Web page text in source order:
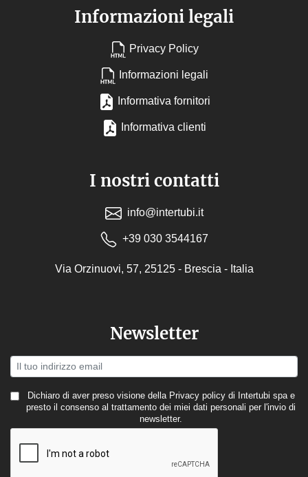
Informazioni legali
Privacy Policy
Informazioni legali
Informativa fornitori
Informativa clienti
I nostri contatti
info@intertubi.it
+39 030 3544167
Via Orzinuovi, 57, 25125 - Brescia - Italia
Newsletter
Dichiaro di aver preso visione della Privacy policydi Intertubi spa e
presto il consenso al trattamento dei miei dati personali per l'invio di
newsletter.